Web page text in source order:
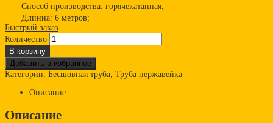
Способ производства: горячекатанная;
Длинна: 6 метров;
Быстрый заказ
Количество
В корзину
Добавить в избранное
Категории: Бесшовная труба Труба нержавейка
Описание
Описание